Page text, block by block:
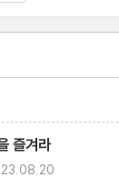
즐겨라